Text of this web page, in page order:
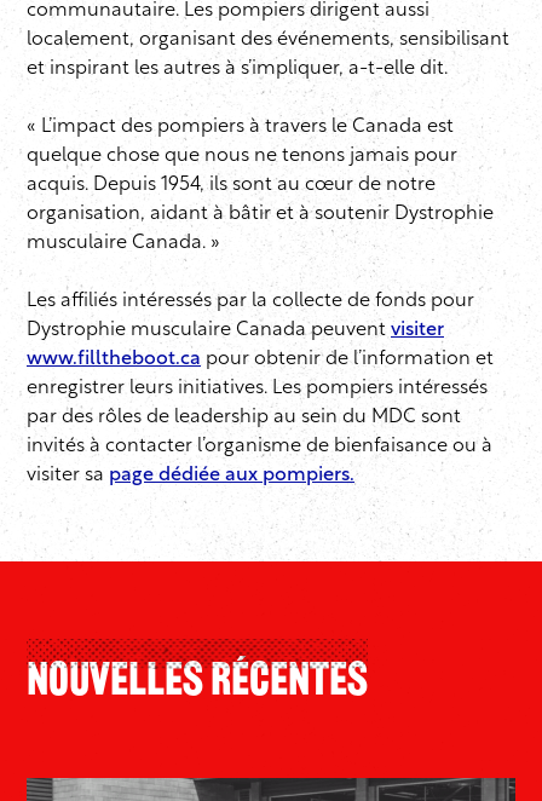
communautaire. Les pompiers dirigent aussi
localement, organisant des événements, sensibilisant
et inspirant les autres à s’impliquer, a-t-elle dit.
« L’impact des pompiers à travers le Canada est
quelque chose que nous ne tenons jamais pour
acquis. Depuis 1954, ils sont au cœur de notre
organisation, aidant à bâtir et à soutenir Dystrophie
musculaire Canada. »
Les affiliés intéressés par la collecte de fonds pour
Dystrophie musculaire Canada peuvent visiter
www.filltheboot.ca pour obtenir de l’information et
enregistrer leurs initiatives. Les pompiers intéressés
par des rôles de leadership au sein du MDC sont
invités à contacter l’organisme de bienfaisance ou à
visiter sa page dédiée aux pompiers.
Nouvelles Récentes